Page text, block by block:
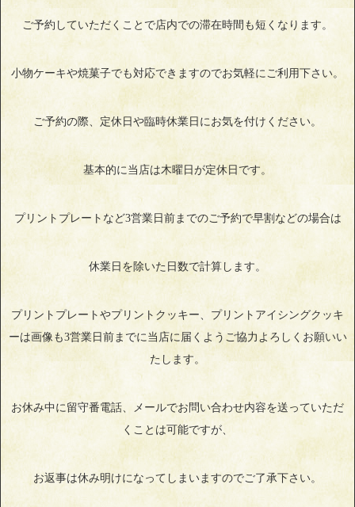
ご予約していただくことで店内での滞在時間も短くなります。
小物ケーキや焼菓子でも対応できますのでお気軽にご利用下さい。
ご予約の際、定休日や臨時休業日にお気を付けください。
基本的に当店は木曜日が定休日です。
プリントプレートなど3営業日前までのご予約で早割などの場合は
休業日を除いた日数で計算します。
プリントプレートやプリントクッキー、プリントアイシングクッキ
ーは画像も3営業日前までに当店に届くようご協力よろしくお願いい
たします。
お休み中に留守番電話、メールでお問い合わせ内容を送っていただ
くことは可能ですが、
お返事は休み明けになってしまいますのでご了承下さい。